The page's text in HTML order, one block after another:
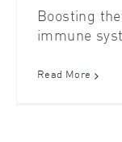
Boosting
immune
Read More